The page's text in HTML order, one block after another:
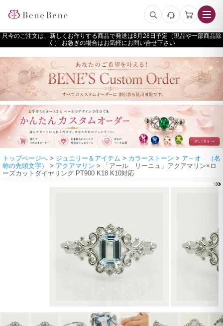
只今のご注文は、新しくお作りする商品で発送は
予定（現品や一部商品除
く） お急ぎの場合はお気軽にお問い合せ下さい
トップページへ > ジュエリー＆アイテム > カラーストーン > ア～オ （名
称の先頭文字）
> アクアマリン > 「アール リーニュ」アクアマリン×ロ
ーズカットダイヤリング PT900 K18 K10対応